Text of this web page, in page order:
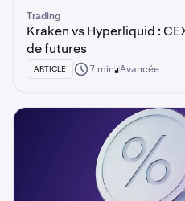
Trading
Kraken vs Hyperliquid :
de futures
ARTICLE 7 min Avancée